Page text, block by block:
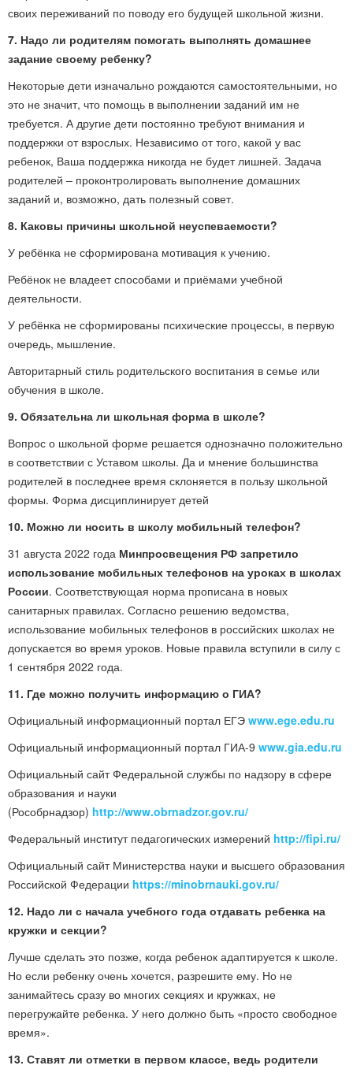
своих переживаний по поводу его будущей школьной жизни.
7. Надо ли родителям помогать выполнять домашнее
задание своему ребенку?
Некоторые дети изначально рождаются самостоятельными, но
это не значит, что помощь в выполнении заданий им не
требуется. А другие дети постоянно требуют внимания и
поддержки от взрослых. Независимо от того, какой у вас
ребенок, Ваша поддержка никогда не будет лишней. Задача
родителей – проконтролировать выполнение домашних
заданий и, возможно, дать полезный совет.
8. Каковы причины школьной неуспеваемости?
У ребёнка не сформирована мотивация к учению.
Ребёнок не владеет способами и приёмами учебной
деятельности.
У ребёнка не сформированы психические процессы, в первую
очередь, мышление.
Авторитарный стиль родительского воспитания в семье или
обучения в школе.
9. Обязательна ли школьная форма в школе?
Вопрос о школьной форме решается однозначно положительно
в соответствии с Уставом школы. Да и мнение большинства
родителей в последнее время склоняется в пользу школьной
формы. Форма дисциплинирует детей
10. Можно ли носить в школу мобильный телефон?
31 августа 2022 года Минпросвещения РФ запретило
использование мобильных телефонов на уроках в школах
России. Соответствующая норма прописана в новых
санитарных правилах. Согласно решению ведомства,
использование мобильных телефонов в российских школах не
допускается во время уроков. Новые правила вступили в силу с
1 сентября 2022 года.
11. Где можно получить информацию о ГИА?
Официальный информационный портал ЕГЭ www.ege.edu.ru
Официальный информационный портал ГИА-9 www.gia.edu.ru
Официальный сайт Федеральной службы по надзору в сфере
образования и науки
(Рособрнадзор) http://www.obrnadzor.gov.ru/
Федеральный институт педагогических измерений http://fipi.ru/
Официальный сайт Министерства науки и высшего образования
Российской Федерации https://minobrnauki.gov.ru/
12. Надо ли с начала учебного года отдавать ребенка на
кружки и секции?
Лучше сделать это позже, когда ребенок адаптируется к школе.
Но если ребенку очень хочется, разрешите ему. Но не
занимайтесь сразу во многих секциях и кружках, не
перегружайте ребенка. У него должно быть «просто свободное
время».
13. Ставят ли отметки в первом классе, ведь родители